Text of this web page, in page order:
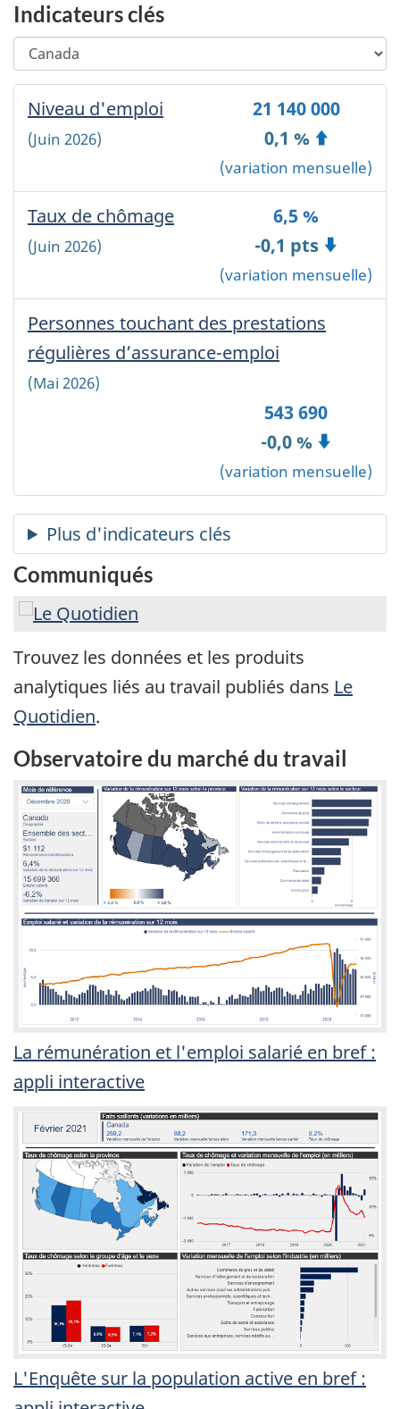
Indicateurs clés
Choisir
une
région
géographique
Changing
any
selection
will
automatically
update
page
content.
Région
géographique
choisie:
'
Canada
'';
Niveau d'emploi
(Juin 2026)
21 140 000
0,1 %
(variation mensuelle)
Taux de chômage
(Juin 2026)
6,5 %
-0,1 pts
(variation mensuelle)
Personnes touchant des prestations
régulières d’assurance-emploi
(Mai 2026)
543 690
-0,0 %
(variation mensuelle)
Communiqués
Trouvez les données et les produits
analytiques liés au travail publiés dans Le
Quotidien.
Observatoire du marché du travail
La rémunération et l'emploi salarié en bref :
appli interactive
L'Enquête sur la population active en bref :